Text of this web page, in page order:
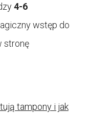
4-6
wstęp do
stronę
tampony i jak